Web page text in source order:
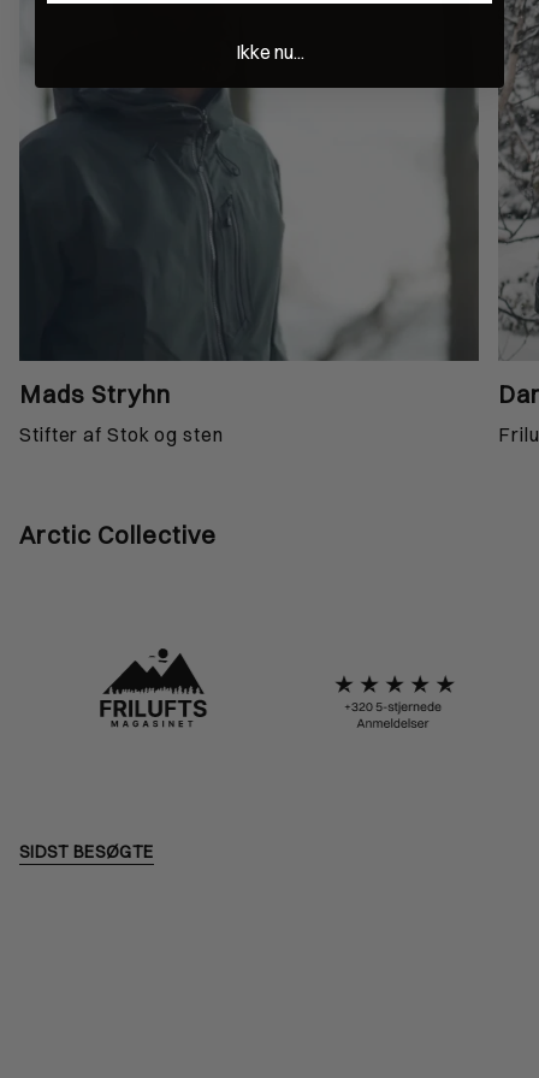
Mads Stryhn
Stifter af Stok og sten
Arctic Collective
SIDST BESØGTE
Ikke nu...